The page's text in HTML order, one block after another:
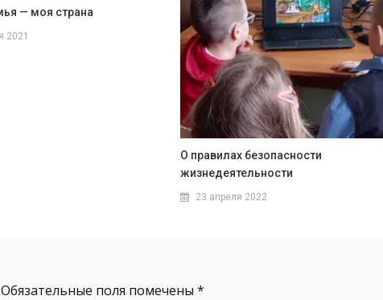
— моя страна
2021
О правилах безопасности
жизнедеятельности
23 апреля 2022
Обязательные поля помечены *